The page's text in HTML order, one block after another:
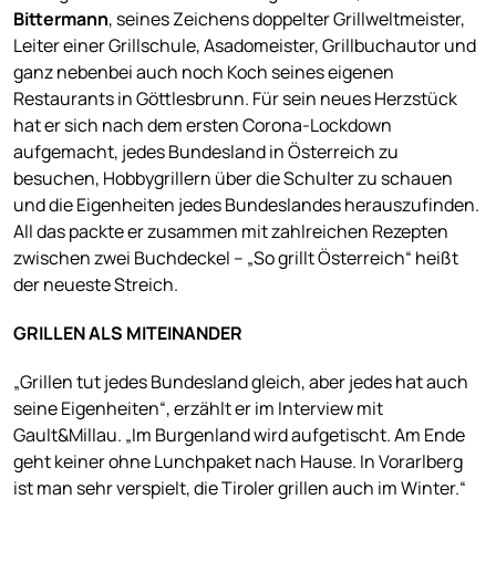
Bittermann, seines Zeichens doppelter Grillweltmeister,
Leiter einer Grillschule, Asadomeister, Grillbuchautor und
ganz nebenbei auch noch Koch seines eigenen
Restaurants in Göttlesbrunn. Für sein neues Herzstück
hat er sich nach dem ersten Corona-Lockdown
aufgemacht, jedes Bundesland in Österreich zu
besuchen, Hobbygrillern über die Schulter zu schauen
und die Eigenheiten jedes Bundeslandes herauszufinden.
All das packte er zusammen mit zahlreichen Rezepten
zwischen zwei Buchdeckel – „So grillt Österreich“ heißt
der neueste Streich.
GRILLEN ALS MITEINANDER
„Grillen tut jedes Bundesland gleich, aber jedes hat auch
seine Eigenheiten“, erzählt er im Interview mit
Gault&Millau. „Im Burgenland wird aufgetischt. Am Ende
geht keiner ohne Lunchpaket nach Hause. In Vorarlberg
ist man sehr verspielt, die Tiroler grillen auch im Winter.“